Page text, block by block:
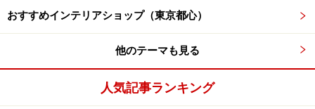
おすすめインテリアショップ（東京都心）
他のテーマも見る
人気記事ランキング